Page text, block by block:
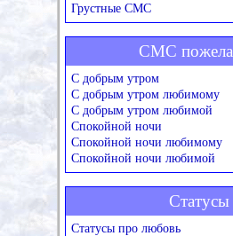
Грустные СМС
СМС
С добрым утром
С добрым утром любимому
С добрым утром любимой
Спокойной ночи
Спокойной ночи любимому
Спокойной ночи любимой
Статусы
Статусы про любовь